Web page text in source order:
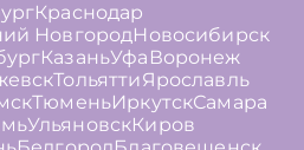
Краснодар
НовгородНовосибирск
КазаньУфа Воронеж
ТольяттиЯрославль
ТюменьИркутскСамара
УльяновскКиров